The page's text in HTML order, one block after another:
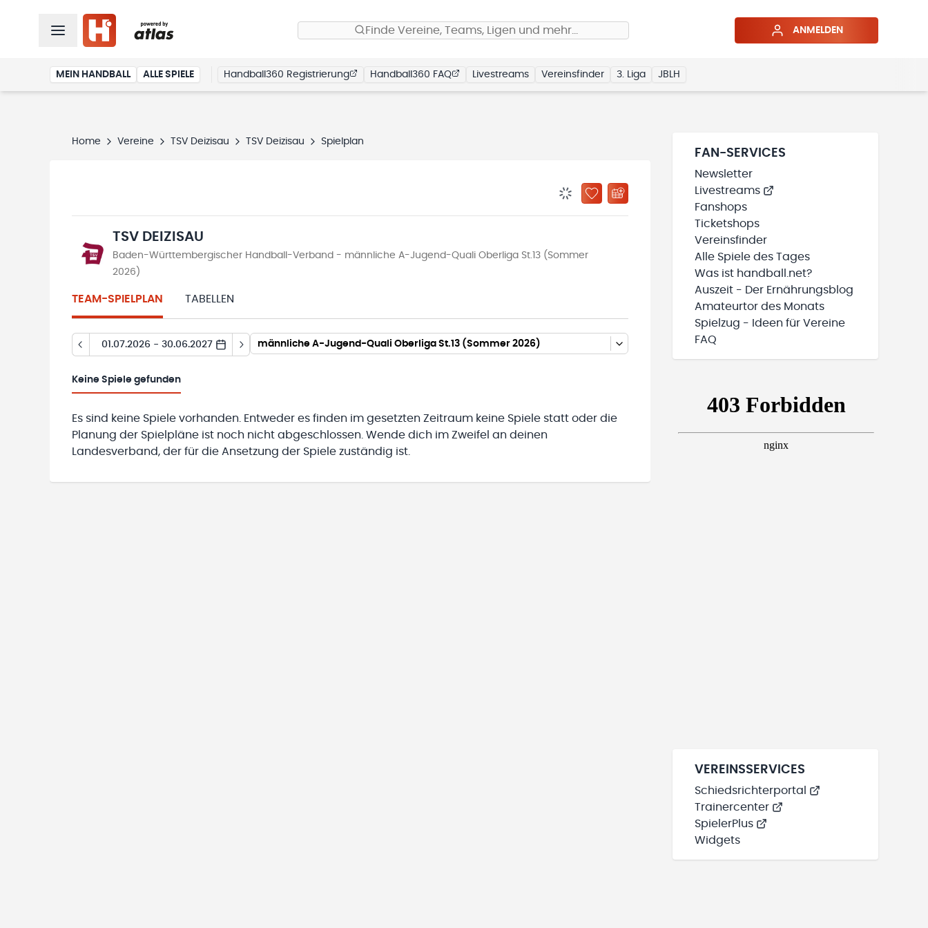
Finde Vereine, Teams, Ligen und mehr… ANMELDEN
MEIN HANDBALL ALLE SPIELE Handball360 Registrierung Handball360 FAQ Livestreams Vereinsfinder 3. Liga JBLH
Home Vereine TSV Deizisau TSV Deizisau Spielplan
BENACHRICHTIGUNGSSTATUS WIRD GELADEN
ZU „MEINE TEAMS“ HINZUFÜGEN
TSV DEIZISAU
Baden-Württembergischer Handball-Verband - männliche A-Jugend-Quali Oberliga St.13 (Sommer
2026)
TEAM-SPIELPLAN TABELLEN
01.07.2026 - 30.06.2027 männliche A-Jugend-Quali Oberliga St.13 (Sommer 2026)
Keine Spiele gefunden
Es sind keine Spiele vorhanden. Entweder es finden im gesetzten Zeitraum keine Spiele statt oder die
Planung der Spielpläne ist noch nicht abgeschlossen. Wende dich im Zweifel an deinen
Landesverband, der für die Ansetzung der Spiele zuständig ist.
FAN-SERVICES
Newsletter
Livestreams
Fanshops
Ticketshops
Vereinsfinder
Alle Spiele des Tages
Was ist handball.net?
Auszeit - Der Ernährungsblog
Amateurtor des Monats
Spielzug - Ideen für Vereine
FAQ
VEREINSSERVICES
Schiedsrichterportal
Trainercenter
SpielerPlus
Widgets